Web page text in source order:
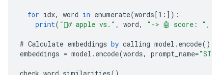
for idx, word in enumerate(words[1: ] ) :
print( "🙋‍♂️ apple vs." , word, "-> 🤖 score: " ,
# Calculate embeddings by calling model . encode()
embeddings = model . encode(words, prompt_name="STS"